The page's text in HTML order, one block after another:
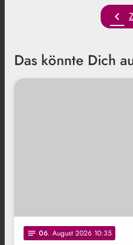
chevron_left
Das könnte Dich
notes 06. August 2026 10:35